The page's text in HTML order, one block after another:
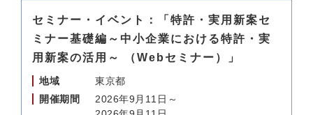
セミナー・イベント：「特許・実用新案セ
ミナー基礎編～中小企業における特許・実
用新案の活用～ （Webセミナー）」
地域
東京都
開催期間
2026年9月11日～